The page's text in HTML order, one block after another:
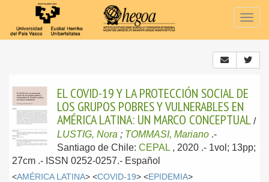
EL COVID-19 Y LA PROTECCIÓN SOCIAL DE
LOS GRUPOS POBRES Y VULNERABLES EN
AMÉRICA LATINA: UN MARCO CONCEPTUAL /
LUSTIG, Nora ; TOMMASI, Mariano .-
Santiago de Chile: CEPAL , 2020 .- 1vol; 13pp;
27cm .- ISSN 0252-0257.- Español
<AMÉRICA LATINA> <COVID-19> <EPIDEMIA>